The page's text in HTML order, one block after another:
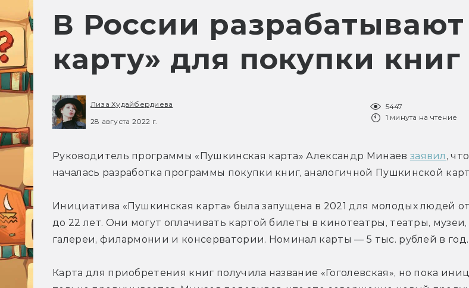
В России
карту» для покупки книг
Лиза Худайбердиева
28 августа 2022 г.
5447
1 минута на чтение
Руководитель программы «Пушкинская карта» Александр Минаев заявил , что
началась разработка программы покупки книг, аналогичной Пушкинской
Инициатива «Пушкинская карта» была запущена в 2021 для молодых людей от
до 22 лет. Они могут оплачивать картой билеты в кинотеатры, театры, музеи,
галереи, филармонии и консерватории. Номинал карты — 5 тыс. рублей в год.
Карта для приобретения книг получила название «Гоголевская», но пока